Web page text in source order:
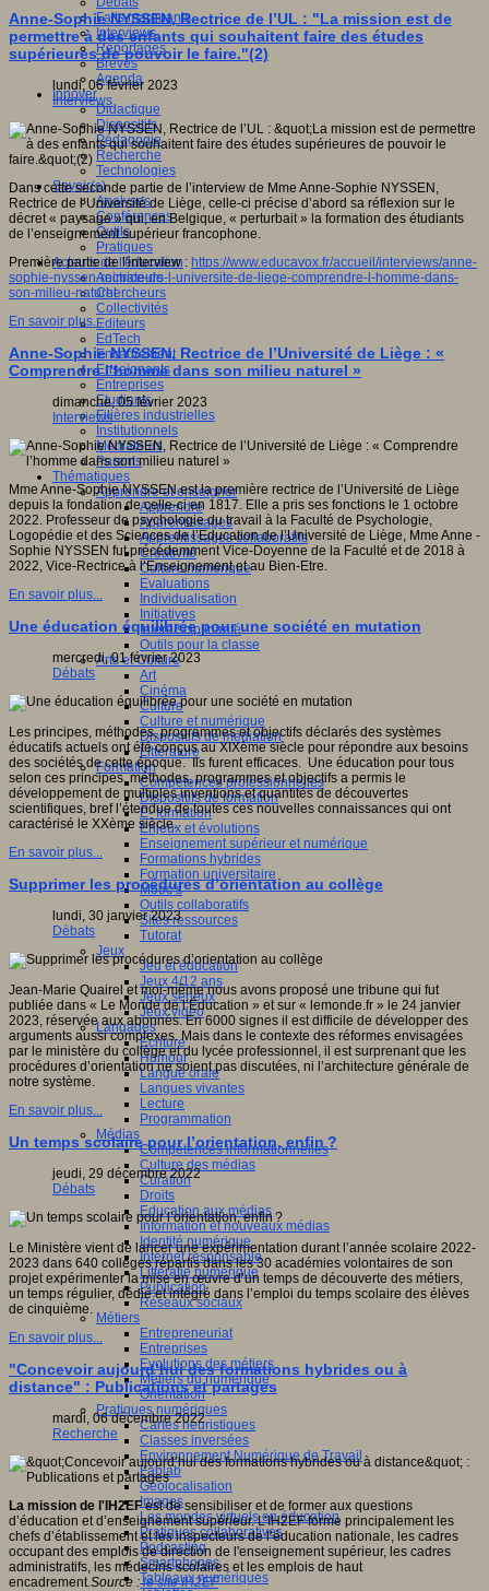
Faits marquants
Interviews
Reportages
Brèves
Agenda
Innover
Didactique
Dispositifs
Pédagogie
Recherche
Technologies
Savoir(s)
Analyses
Conférences
Outils
Pratiques
Acteurs de l'éducation
Animateurs
Chercheurs
Collectivités
Editeurs
EdTech
Encadrement
Enseignants
Entreprises
Etudiants
Filières industrielles
Institutionnels
Médiateurs
Parents
Thématiques
Apprendre et enseigner
Apprendre
Apprentissages
Apprentissages collaboratifs
Créativité
Culture numérique
Evaluations
Individualisation
Initiatives
Interdisciplinarité
Outils pour la classe
Arts et Culture
Art
Cinéma
Culture
Culture et numérique
Dispositifs de médiation
Littérature
Formation
Compétences professionnelles
Dispositifs de formation
E- formation
Enjeux et évolutions
Enseignement supérieur et numérique
Formations hybrides
Formation universitaire
Mooc’s
Outils collaboratifs
Sites ressources
Tutorat
Jeux
Jeu et éducation
Jeux 4/12 ans
Jeux sérieux
Jeux vidéo
Langages
Ecriture
Humour
Langue orale
Langues vivantes
Lecture
Programmation
Médias
Compétences informationnelles
Culture des médias
Curation
Droits
Education aux médias
Information et nouveaux médias
Identité numérique
Internet responsable
Littératie numérique
Publication
Réseaux sociaux
Métiers
Entrepreneuriat
Entreprises
Evolutions des métiers
Métiers du numérique
Orientation
Pratiques numériques
Cartes heuristiques
Classes inversées
Environnement Numérique de Travail
Fablab
Géolocalisation
Images
Les mondes virtuels en éducation
Pratiques collaboratives
Podcasting
Smartphones
Tableaux numériques
Anne-Sophie NYSSEN, Rectrice de l’UL : "La mission est de
permettre à des enfants qui souhaitent faire des études
supérieures de pouvoir le faire."(2)
lundi, 06 février 2023
Interviews
Dans cette seconde partie de l’interview de Mme Anne-Sophie NYSSEN,
Rectrice de l’Université de Liège, celle-ci précise d’abord sa réflexion sur le
décret « paysage » qui, en Belgique, « perturbait » la formation des étudiants
de l’enseignement supérieur francophone.
Première partie de l'interview : https://www.educavox.fr/accueil/interviews/anne-
sophie-nyssen-rectrice-de-l-universite-de-liege-comprendre-l-homme-dans-
son-milieu-naturel
En savoir plus...
Anne-Sophie NYSSEN, Rectrice de l’Université de Liège : «
Comprendre l’homme dans son milieu naturel »
dimanche, 05 février 2023
Interviews
Mme Anne-Sophie NYSSEN est la première rectrice de l’Université de Liège
depuis la fondation de celle-ci en 1817. Elle a pris ses fonctions le 1 octobre
2022. Professeur de psychologie du travail à la Faculté de Psychologie,
Logopédie et des Sciences de l’Education de l’Université de Liège, Mme Anne -
Sophie NYSSEN fut précédemment Vice-Doyenne de la Faculté et de 2018 à
2022, Vice-Rectrice à l’Enseignement et au Bien-Etre.
En savoir plus...
Une éducation équilibrée pour une société en mutation
mercredi, 01 février 2023
Débats
Les principes, méthodes, programmes et objectifs déclarés des systèmes
éducatifs actuels ont été conçus au XIXème siècle pour répondre aux besoins
des sociétés de cette époque. Ils furent efficaces. Une éducation pour tous
selon ces principes, méthodes, programmes et objectifs a permis le
développement de multiples inventions et quantités de découvertes
scientifiques, bref l’étendue de toutes ces nouvelles connaissances qui ont
caractérisé le XXème siècle.
En savoir plus...
Supprimer les procédures d’orientation au collège
lundi, 30 janvier 2023
Débats
Jean-Marie Quairel et moi-même nous avons proposé une tribune qui fut
publiée dans « Le Monde de l’Éducation » et sur « lemonde.fr » le 24 janvier
2023, réservée aux abonnés. En 6000 signes il est difficile de développer des
arguments aussi complexes. Mais dans le contexte des réformes envisagées
par le ministère du collège et du lycée professionnel, il est surprenant que les
procédures d’orientation ne soient pas discutées, ni l’architecture générale de
notre système.
En savoir plus...
Un temps scolaire pour l’orientation, enfin ?
jeudi, 29 décembre 2022
Débats
Le Ministère vient de lancer une expérimentation durant l’année scolaire 2022-
2023 dans 640 collèges répartis dans les 30 académies volontaires de son
projet expérimenter la mise en œuvre d’un temps de découverte des métiers,
un temps régulier, dédié et intégré dans l’emploi du temps scolaire des élèves
de cinquième.
En savoir plus...
"Concevoir aujourd’hui des formations hybrides ou à
distance" : Publications et partages
mardi, 06 décembre 2022
Recherche
La mission de l'IH2EFest de sensibiliser et de former aux questions
d’éducation et d’enseignement supérieur. L’IH2EF forme principalement les
chefs d’établissement et les inspecteurs de l’éducation nationale, les cadres
occupant des emplois de direction de l'enseignement supérieur, les cadres
administratifs, les médecins scolaires et les emplois de haut
encadrement.Source :le site IH2EF